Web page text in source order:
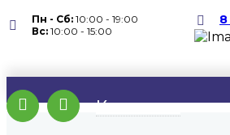
Пн - Сб: 10:00 - 19:00
Вc: 10:00 - 15:00
8
Контакты